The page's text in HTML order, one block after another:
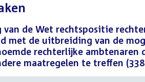
de Wet rechtspositie
met de uitbreiding van de
rechterlijke
maatregelen te treffen